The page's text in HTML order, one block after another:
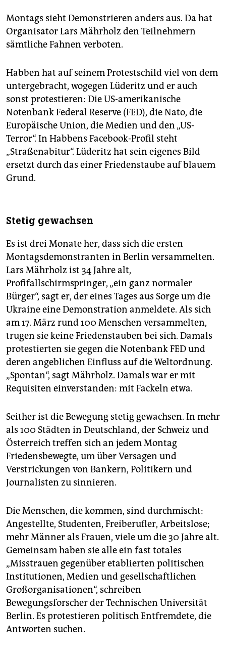
Montags sieht Demonstrieren anders aus. Da hat
Organisator Lars Mährholz den Teilnehmern
sämtliche Fahnen verboten.
Habben hat auf seinem Protestschild viel von dem
untergebracht, wogegen Lüderitz und er auch
sonst protestieren: Die US-amerikanische
Notenbank Federal Reserve (FED), die Nato, die
Europäische Union, die Medien und den „US-
Terror“. In Habbens Facebook-Profil steht
„Straßenabitur“. Lüderitz hat sein eigenes Bild
ersetzt durch das einer Friedenstaube auf blauem
Grund.
Stetig gewachsen
Es ist drei Monate her, dass sich die ersten
Montagsdemonstranten in Berlin versammelten.
Lars Mährholz ist 34 Jahre alt,
Profifallschirmspringer, „ein ganz normaler
Bürger“, sagt er, der eines Tages aus Sorge um die
Ukraine eine Demonstration anmeldete. Als sich
am 17. März rund 100 Menschen versammelten,
trugen sie keine Friedenstauben bei sich. Damals
protestierten sie gegen die Notenbank FED und
deren angeblichen Einfluss auf die Weltordnung.
„Spontan“, sagt Mährholz. Damals war er mit
Requisiten einverstanden: mit Fackeln etwa.
Seither ist die Bewegung stetig gewachsen. In mehr
als 100 Städten in Deutschland, der Schweiz und
Österreich treffen sich an jedem Montag
Friedensbewegte, um über Versagen und
Verstrickungen von Bankern, Politikern und
Journalisten zu sinnieren.
Die Menschen, die kommen, sind durchmischt:
Angestellte, Studenten, Freiberufler, Arbeitslose;
mehr Männer als Frauen, viele um die 30 Jahre alt.
Gemeinsam haben sie alle ein fast totales
„Misstrauen gegenüber etablierten politischen
Institutionen, Medien und gesellschaftlichen
Großorganisationen“, schreiben
Bewegungsforscher der Technischen Universität
Berlin. Es protestieren politisch Entfremdete, die
Antworten suchen.